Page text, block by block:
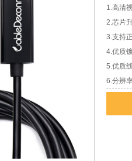
1.高清
2.芯片
3.支持
4.优质
5.优质
6.分辨